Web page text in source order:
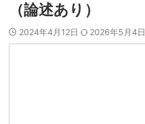
（論述あり）
2024年4月12日 2026年5月4日